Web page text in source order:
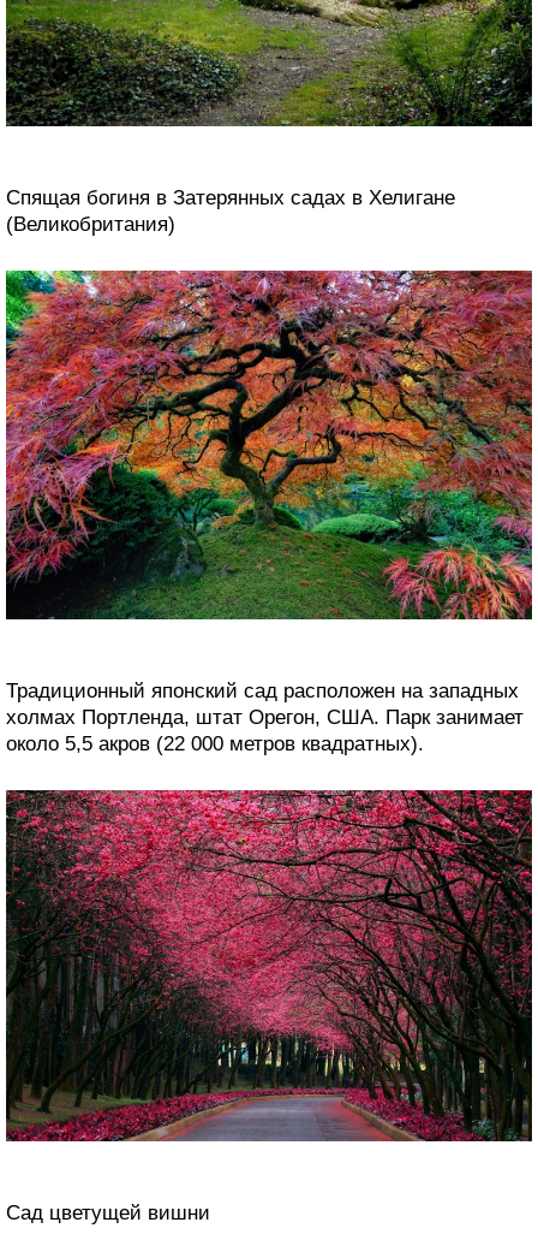
Спящая богиня в Затерянных садах в Хелигане
(Великобритания)
Традиционный японский сад расположен на западных
холмах Портленда, штат Орегон, США. Парк занимает
около 5,5 акров (22 000 метров квадратных).
Сад цветущей вишни